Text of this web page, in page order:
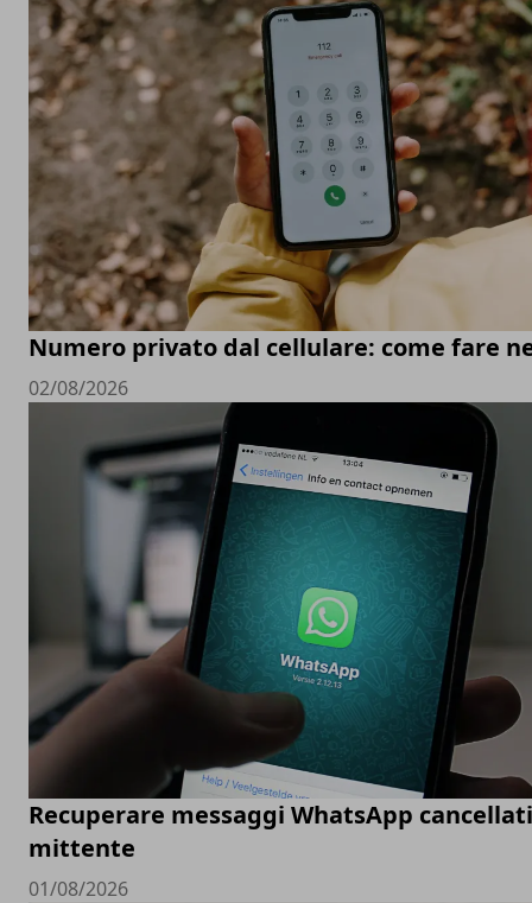
Numero privato dal cellulare: come fare
02/08/2026
Recuperare messaggi WhatsApp
mittente
01/08/2026